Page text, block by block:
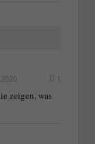
1
zeigen, was